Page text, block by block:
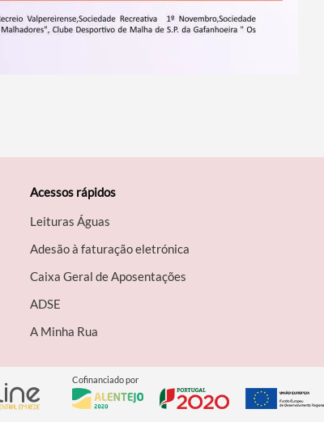
Acessos rápidos
Leituras Águas
Adesão à faturação eletrónica
Caixa Geral de Aposentações
A​DSE
A Minha Rua
Cofinanciado por